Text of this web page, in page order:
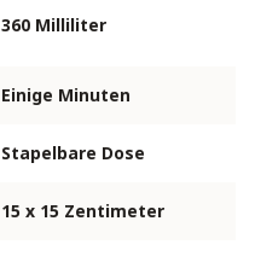
360 Milliliter
Einige Minuten
Stapelbare Dose
15 x 15 Zentimeter